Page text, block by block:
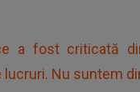
a fost criticată
Nu suntem